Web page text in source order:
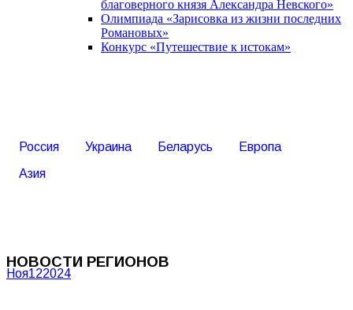
благоверного князя Александра Невского»
Олимпиада «Зарисовка из жизни последних
Романовых»
Конкурс «Путешествие к истокам»
Россия Украина Беларусь
Европа
Азия
НОВОСТИ РЕГИОНОВ
Ноя122024